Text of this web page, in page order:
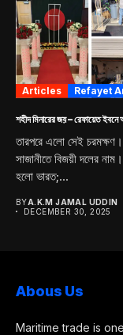
Articles Refayet
শহীদ মিনারের জয় – রেফায়েত
তারপরে এলো সেই
সাজানীতে বিজয়ী দলের
হলো ভারত;...
BYA.K.M JAMAL UDDIN
DECEMBER 30, 2025
Abous Us
Maritime trade is